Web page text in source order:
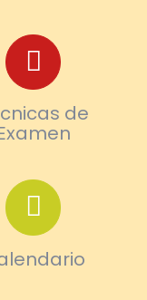
de